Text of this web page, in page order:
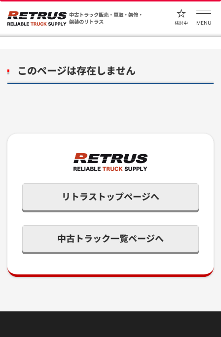
中古トラック販売・買取・架修・
架装のリトラス
検討中 MENU
このページは存在しません
リトラストップページへ
中古トラック一覧ページへ